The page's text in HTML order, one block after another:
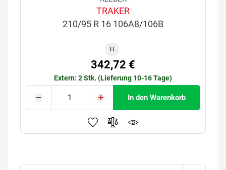
TRAKER
210/95 R 16 106A8/106B
TL
342,72 €
Extern: 2 Stk. (Lieferung 10-16 Tage)
In den Warenkorb